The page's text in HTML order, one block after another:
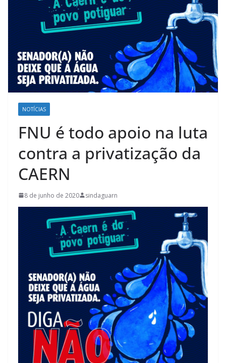
NOTÍCIAS
FNU é todo apoio na luta
contra a privatização da
CAERN
8 de junho de 2020 sindaguarn